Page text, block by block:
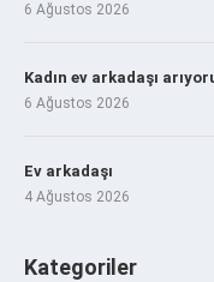
6 Ağustos 2026
Kadın ev arkadaşı
6 Ağustos 2026
Ev arkadaşı
4 Ağustos 2026
Kategoriler